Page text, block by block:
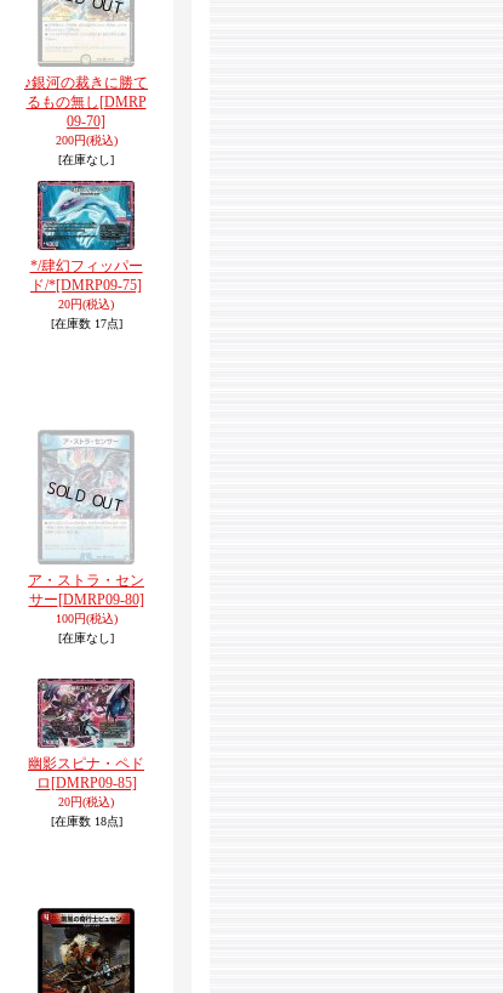
♪銀河の裁きに勝て
るもの無し [DMRP
09-70]
200円(税込)
[在庫なし]
*/肆幻フィッパー
ド/*[DMRP09-75]
20円(税込)
[在庫数 17点]
ア・ストラ・セン
サー[DMRP09-80]
100円(税込)
[在庫なし]
幽影スピナ・ペド
ロ [DMRP09-85]
20円(税込)
[在庫数 18点]